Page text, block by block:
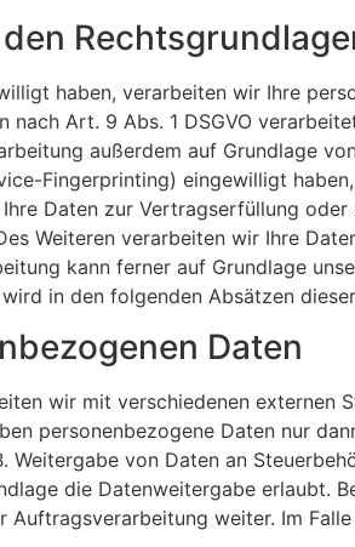
haben, verarbeiten wir Ihre
nach Art. 9 Abs. 1 DSGVO
außerdem auf Grundlage
Fingerprinting) eingewilligt
Daten zur Vertragserfüllung
Weiteren verarbeiten wir Ihre
kann ferner auf Grundlage
in den folgenden Absätzen
Daten
wir mit verschiedenen
personenbezogene Daten nur
von Daten an
die Datenweitergabe erlaubt.
weiter. Im